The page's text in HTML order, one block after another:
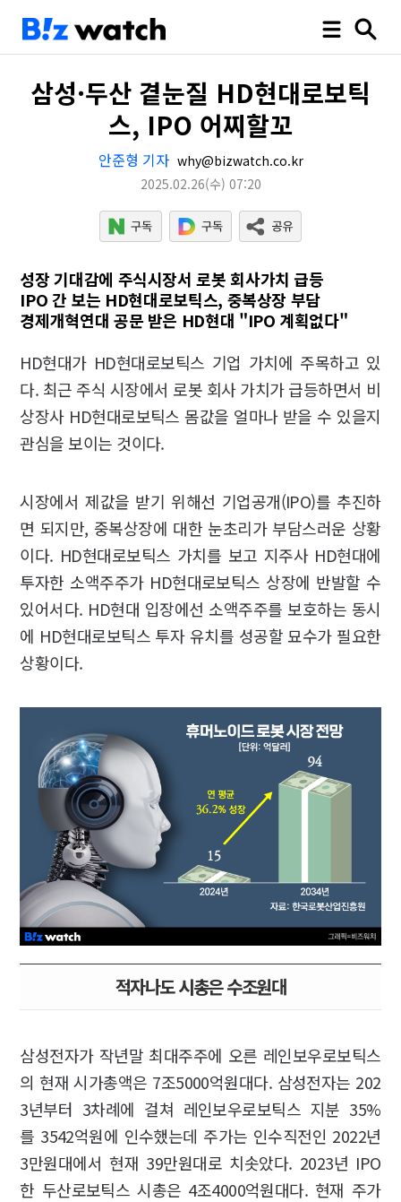
삼성·두산 곁눈질 HD현대로보틱
스, IPO 어찌할꼬
안준형 기자 why@bizwatch.co.kr
2025.02.26(수) 07:20
성장 기대감에 주식시장서 로봇 회사가치 급등
IPO 간 보는 HD현대로보틱스, 중복상장 부담
경제개혁연대 공문 받은 HD현대 "IPO 계획없다"
HD현대가 HD현대로보틱스 기업 가치에 주목하고 있
다. 최근 주식 시장에서 로봇 회사 가치가 급등하면서 비
상장사 HD현대로보틱스 몸값을 얼마나 받을 수 있을지
관심을 보이는 것이다.
시장에서 제값을 받기 위해선 기업공개(IPO)를 추진하
면 되지만, 중복상장에 대한 눈초리가 부담스러운 상황
이다. HD현대로보틱스 가치를 보고 지주사 HD현대에
투자한 소액주주가 HD현대로보틱스 상장에 반발할 수
있어서다. HD현대 입장에선 소액주주를 보호하는 동시
에 HD현대로보틱스 투자 유치를 성공할 묘수가 필요한
상황이다.
적자나도 시총은 수조원대
삼성전자가 작년말 최대주주에 오른 레인보우로보틱스
의 현재 시가총액은 7조5000억원대다. 삼성전자는 202
3년부터 3차례에 걸쳐 레인보우로보틱스 지분 35%
를 3542억원에 인수했는데 주가는 인수직전인 2022년
3만원대에서 현재 39만원대로 치솟았다. 2023년 IPO
한 두산로보틱스 시총은 4조4000억원대다. 현재 주가